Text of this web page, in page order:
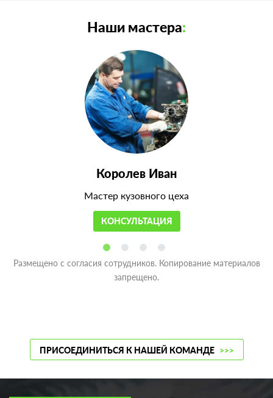
Наши мастера:
Королев Иван
Мастер кузовного цеха
КОНСУЛЬТАЦИЯ
Размещено с согласия сотрудников. Копирование материалов
запрещено.
ПРИСОЕДИНИТЬСЯ К НАШЕЙ КОМАНДЕ >>>